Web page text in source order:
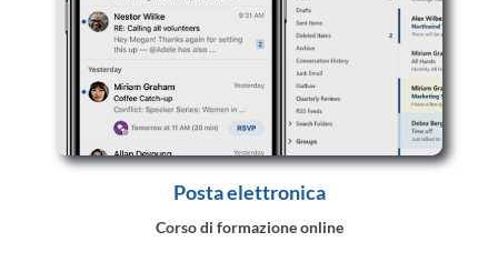
Posta elettronica
Corso di formazione online